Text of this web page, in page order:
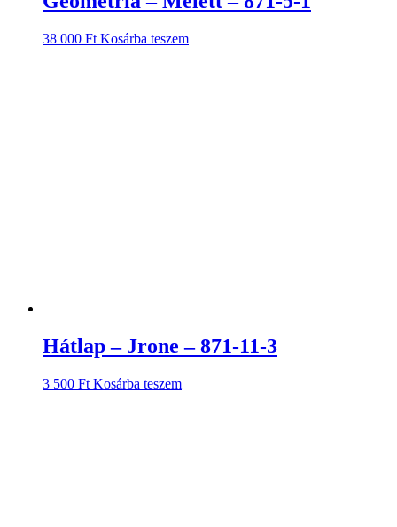
38 000 Ft Kosárba teszem
Hátlap – Jrone – 871-11-3
3 500 Ft Kosárba teszem